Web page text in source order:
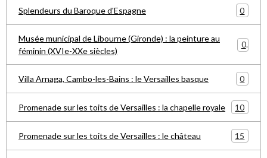
Splendeurs du Baroque d'Espagne 0
Musée municipal de Libourne (Gironde) : la peinture au
féminin (XVIe-XXe siècles)
0
Villa Arnaga, Cambo-les-Bains : le Versailles basque 0
Promenade sur les toits de Versailles : la chapelle royale 10
Promenade sur les toits de Versailles : le château 15